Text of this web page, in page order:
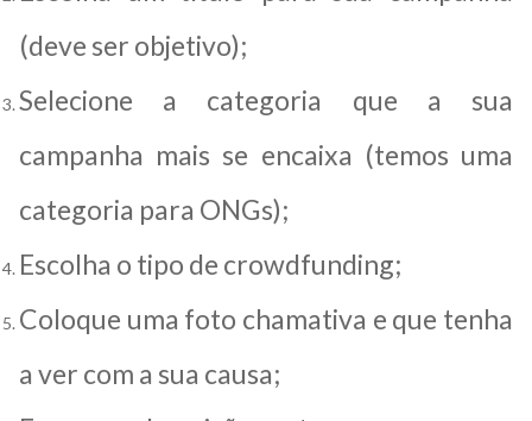
(deve ser objetivo);
Selecione a categoria que a sua
campanha mais se encaixa (temos uma
categoria para ONGs);
Escolha o tipo de crowdfunding;
Coloque uma foto chamativa e que tenha
a ver com a sua causa;